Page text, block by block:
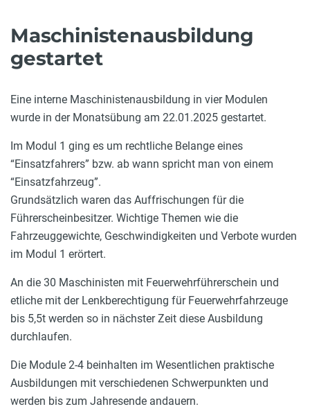
Maschinistenausbildung
gestartet
Eine interne Maschinistenausbildung in vier Modulen
wurde in der Monatsübung am 22.01.2025 gestartet.
Im Modul 1 ging es um rechtliche Belange eines
“Einsatzfahrers” bzw. ab wann spricht man von einem
“Einsatzfahrzeug”.
Grundsätzlich waren das Auffrischungen für die
Führerscheinbesitzer. Wichtige Themen wie die
Fahrzeuggewichte, Geschwindigkeiten und Verbote wurden
im Modul 1 erörtert.
An die 30 Maschinisten mit Feuerwehrführerschein und
etliche mit der Lenkberechtigung für Feuerwehrfahrzeuge
bis 5,5t werden so in nächster Zeit diese Ausbildung
durchlaufen.
Die Module 2-4 beinhalten im Wesentlichen praktische
Ausbildungen mit verschiedenen Schwerpunkten und
werden bis zum Jahresende andauern.